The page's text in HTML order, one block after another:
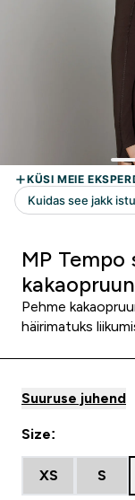
MP
kakaopruun
Pehme
häirimatuks
Suuruse juhend
Size:
XS S